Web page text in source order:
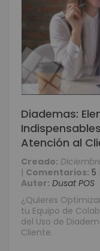
Diademas:
Atención al
Creado:
| Comentarios: 5
Autor: Dusat POS
¿Quieres
tu Equipo de
del Uso de
Cliente.